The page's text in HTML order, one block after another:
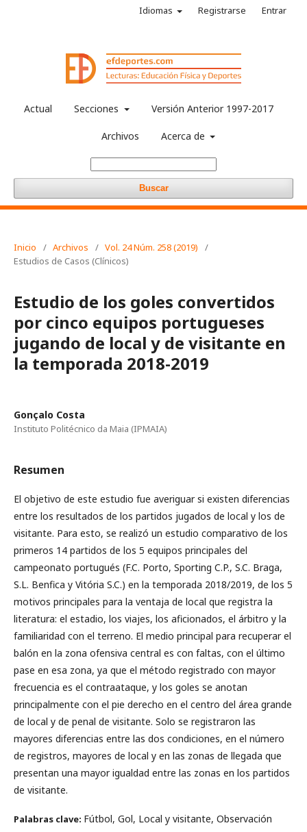
Actual Secciones Versión Anterior 1997-2017
Archivos Acerca de
Buscar
Idiomas Registrarse Entrar
Inicio / Archivos / Vol. 24 Núm. 258 (2019)
/
Estudios de Casos (Clínicos)
Estudio de los goles convertidos
por cinco equipos portugueses
jugando de local y de visitante en
la temporada 2018-2019
Gonçalo Costa
Instituto Politécnico da Maia (IPMAIA)
Resumen
El objetivo de este estudio fue averiguar si existen diferencias
entre los resultados de los partidos jugados de local y los de
visitante. Para esto, se realizó un estudio comparativo de los
primeros 14 partidos de los 5 equipos principales del
campeonato portugués (F.C. Porto, Sporting C.P., S.C. Braga,
S.L. Benfica y Vitória S.C.) en la temporada 2018/2019, de los 5
motivos principales para la ventaja de local que registra la
literatura: el estadio, los viajes, los aficionados, el árbitro y la
familiaridad con el terreno. El medio principal para recuperar el
balón en la zona ofensiva central es con faltas, con el último
pase en esa zona, ya que el método registrado con mayor
frecuencia es el contraataque, y los goles se anotan
principalmente con el pie derecho en el centro del área grande
de local y de penal de visitante. Solo se registraron las
mayores diferencias entre las dos condiciones, en el número
de registros, mayores de local y en las zonas de llegada que
presentan una mayor igualdad entre las zonas en los partidos
de visitante.
Palabras clave: Fútbol, Gol, Local y visitante, Observación